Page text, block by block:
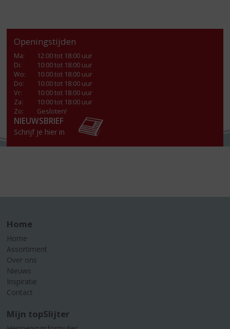
Openingstijden
Ma:
12:00 tot 18:00 uur
Di:
10:00 tot 18:00 uur
Wo:
10:00 tot 18:00 uur
Do:
10:00 tot 18:00 uur
Vr:
10:00 tot 18:00 uur
Za:
10:00 tot 18:00 uur
Zo:
Gesloten!
NIEUWSBRIEF
Schrijf je hier in
Home
Home
Assortiment
Over ons
Nieuws
Inspiratie
Contact
Mijn topSlijter